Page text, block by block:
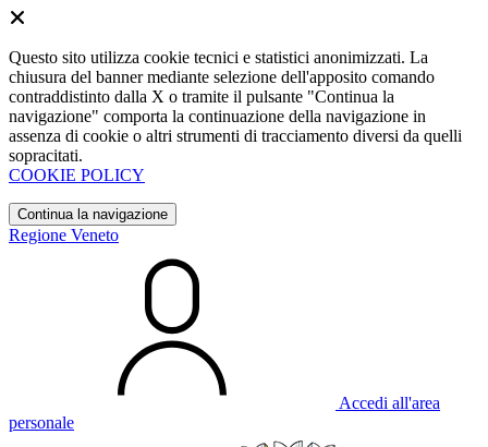
Questo sito utilizza cookie tecnici e statistici anonimizzati. La
chiusura del banner mediante selezione dell'apposito comando
contraddistinto dalla X o tramite il pulsante "Continua la
navigazione" comporta la continuazione della navigazione in
assenza di cookie o altri strumenti di tracciamento diversi da quelli
sopracitati.
COOKIE POLICY
Continua la navigazione
Regione Veneto
Accedi all'area
personale